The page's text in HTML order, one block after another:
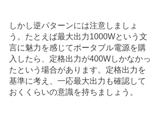
しかし逆パターンには注意しましょ
う。たとえば最大出力1000Wという文
言に魅力を感じてポータブル電源を購
入したら、定格出力が400Wしかなかっ
たという場合があります。定格出力を
基準に考え、一応最大出力も確認して
おくくらいの意識を持ちましょう。